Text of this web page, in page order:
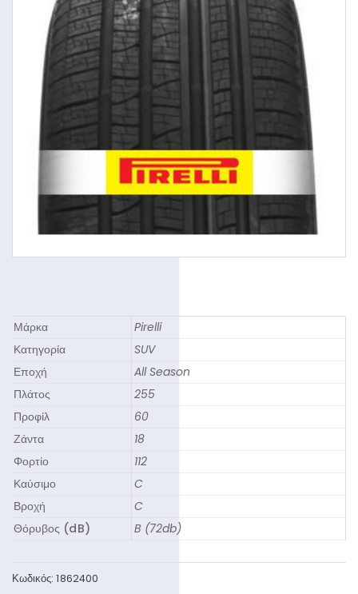
Μάρκα
Pirelli
Κατηγορία
SUV
Εποχή
All Season
Πλάτος
255
Προφίλ
60
Ζάντα
18
Φορτίο
112
Καύσιμο
C
Βροχή
C
Θόρυβος (dB)
B (72db)
Κωδικός:1862400